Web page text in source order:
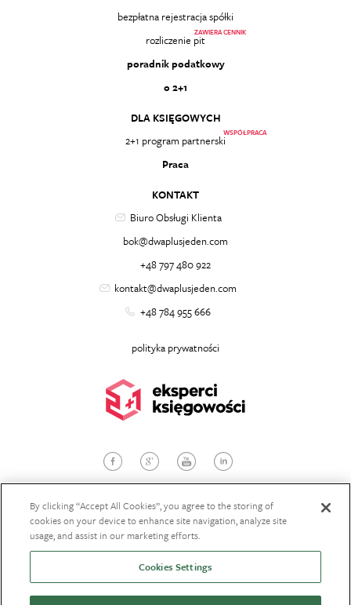
Projekt i wykonanie:
StudioBrothers
POBIERZ OFERTĘ
ZAŁÓŻ SPÓŁKĘ
bezpłatna rejestracja spółki
rozliczenie pit
ZAWIERA CENNIK
poradnik podatkowy
o 2+1
DLA KSIĘGOWYCH
2+1 program partnerski
WSPÓŁPRACA
Praca
KONTAKT
Biuro Obsługi Klienta
bok@dwaplusjeden.com
+48 797 480 922
kontakt@dwaplusjeden.com
+48 784 955 666
polityka prywatności
By clicking “Accept All Cookies”, you agree to the storing of
cookies on your device to enhance site navigation, analyze site
usage, and assist in our marketing efforts.
Cookies Settings